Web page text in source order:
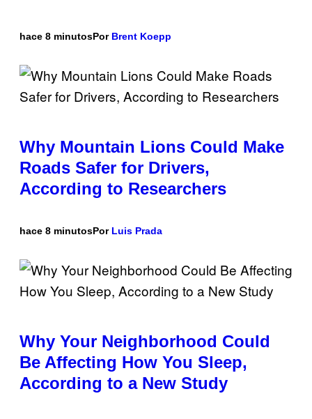
hace 8 minutosPor Brent Koepp
Why Mountain Lions Could Make
Roads Safer for Drivers,
According to Researchers
hace 8 minutosPor Luis Prada
Why Your Neighborhood Could
Be Affecting How You Sleep,
According to a New Study